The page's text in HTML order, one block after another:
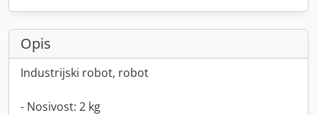
Opis
Industrijski robot, robot
- Nosivost: 2 kg